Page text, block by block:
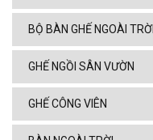
BỘ BÀN GHẾ NGOÀI TRỜI
GHẾ NGỒI SÂN VƯỜN
GHẾ CÔNG VIÊN